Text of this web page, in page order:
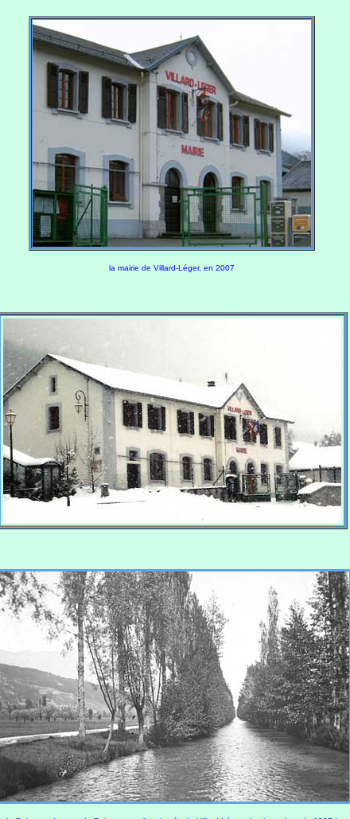
la mairie de Villard-Léger, en 2007